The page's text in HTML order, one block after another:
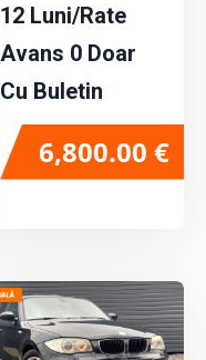
12 Luni/Rate
Avans 0 Doar
Cu Buletin
6,800.00€